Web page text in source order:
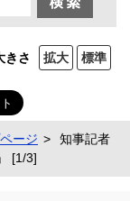
きさ 拡大 標準
ージ
知事記者
[1/3]